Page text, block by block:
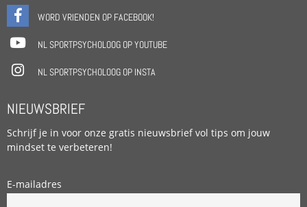
WORD VRIENDEN OP FACEBOOK!
NL SPORTPSYCHOLOOG OP YOUTUBE
NL SPORTPSYCHOLOOG OP INSTA
NIEUWSBRIEF
Schrijf je in voor onze gratis nieuwsbrief vol tips om jouw
mindset te verbeteren!
E-mailadres